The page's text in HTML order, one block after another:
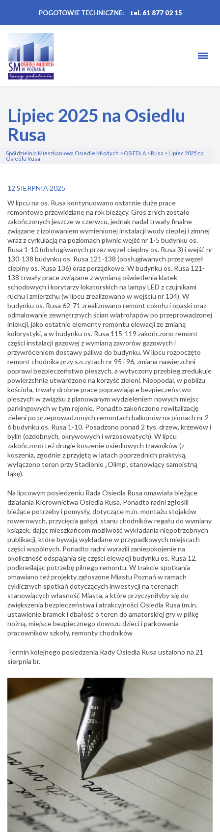
POGOTOWIE TECHNICZNE: tel. 61 877 02 15
Lipiec 2025 na Osiedlu
Rusa
Spółdzielnia Mieszkaniowa Osiedle Młodych > OSIEDLA > Rusa > Lipiec 2025 na
Osiedlu Rusa
12 SIERPNIA 2025
W lipcu na os. Rusa kontynuowano ostatnie duże prace
remontowe przewidziane na rok bieżący.Gros z nich zostało
zakończonych jeszcze w czerwcu, jednak nadal trwały finalne
związane z izolowaniem wymienionej instalacji wody ciepłej i zimnej
wraz z cyrkulacją na poziomach piwnic wejść nr 1-5 budynku os.
Rusa 1-10 (obsługiwanych przez węzeł cieplny os. Rusa 3) i wejść nr
130-138 budynku os. Rusa 121-138 (obsługiwanych przez węzeł
cieplny os. Rusa 136) oraz porządkowe. W budynku os. Rusa 121-
138 trwały prace związane z wymianą oświetlenia klatek
schodowych i korytarzy lokatorskich na lampy LED z czujnikami
ruchu i zmierzchu (w lipcu zrealizowano w wejściu nr 134). W
budynku os. Rusa 62-71 zrealizowano remont cokołu i opaski oraz
odmalowanie zewnętrznych ścian wiatrołapów po przeprowadzonej
iniekcji, jako ostatnie elementy remontu elewacji ze zmianą
kolorystyki, a w budynku os. Rusa 115-119 zakończono remont
części instalacji gazowej z wymianą zaworów gazowych i
przywróceniem dostawy paliwa do budynku. W lipcu rozpoczęto
remont chodnika przy szczytach nr 95 i 96, zmiana nawierzchni
poprawi bezpieczeństwo pieszych, a wytyczony przebieg zredukuje
powierzchnie utwardzone na korzyść zieleni. Nieopodal, w pobliżu
kościoła, trwały drobne prace poprawiające bezpieczeństwo
pieszych w związku z planowanym wydzieleniem nowych miejsc
parkingowych w tym rejonie. Ponadto zakończono rewitalizację
zieleni po przeprowadzonych remontach balkonów na pionach nr 2-
6 budynku os. Rusa 1-10. Posadzono ponad 2 tys. drzew, krzewów i
bylin (ozdobnych, okrywowych i wrzosowatych). W lipcu
zakończono też drugie koszenie osiedlowych trawników (z
koszenia, zgodnie z przyjętą w latach poprzednich praktyką,
wyłączono teren przy Stadionie „Olimp”, stanowiący samoistną
łąkę).
Na lipcowym posiedzeniu Rada Osiedla Rusa omawiała bieżące
działania Kierownictwa Osiedla Rusa. Ponadto radni zgłosili
bieżące potrzeby i pomysły, dotyczące m.in. montażu stojaków
rowerowych, przycięcia gałęzi, stanu chodników regału do wymiany
książek, dając mieszkańcom możliwość wykładania niepotrzebnych
publikacji, które bywają wykładane w przypadkowych miejscach
części wspólnych. Ponadto radni wyrazili zaniepokojenie na
okoliczność odspajania się części elewacji budynku os. Rusa 12,
podkreślając potrzebę pilnego remontu. W trakcie spotkania
omawiano też projekty zgłoszone Miastu Poznań w ramach
cyklicznych spotkań dotyczących inwestycji na terenach
stanowiących własność Miasta, a które przyczyniłyby się do
zwiększenia bezpieczeństwa i atrakcyjności Osiedla Rusa (m.in.
ustawienie bramek i dbałość o teren do amatorskiej gry w piłkę
nożną, miejsce bezpiecznego dowozu dzieci i parkowania
pracowników szkoły, remonty chodników
Termin kolejnego posiedzenia Rady Osiedla Rusa ustalono na 21
sierpnia br.